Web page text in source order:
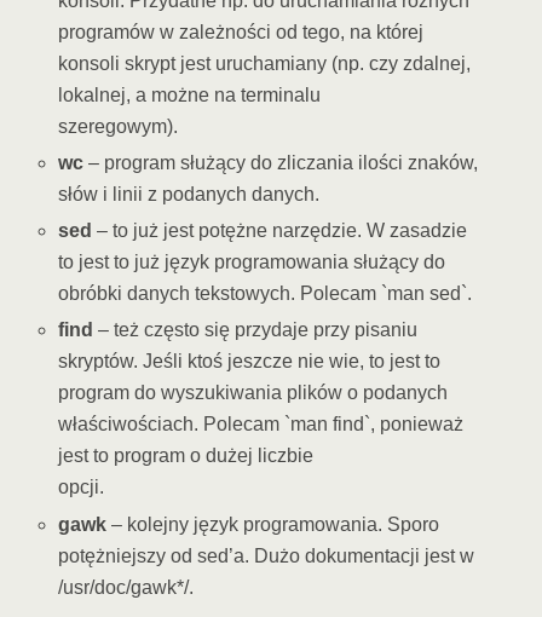
programów w zależności od tego, na której
konsoli skrypt jest uruchamiany (np. czy zdalnej,
lokalnej, a możne na terminalu
szeregowym).
wc – program służący do zliczania ilości znaków,
słów i linii z podanych danych.
sed – to już jest potężne narzędzie. W zasadzie
to jest to już język programowania służący do
obróbki danych tekstowych. Polecam `man sed`.
find – też często się przydaje przy pisaniu
skryptów. Jeśli ktoś jeszcze nie wie, to jest to
program do wyszukiwania plików o podanych
właściwościach. Polecam `man find`, ponieważ
jest to program o dużej liczbie
opcji.
gawk – kolejny język programowania. Sporo
potężniejszy od sed’a. Dużo dokumentacji jest w
/usr/doc/gawk*/.